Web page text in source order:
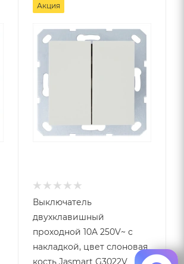
Акция
Выключатель
двухклавишный
проходной 10A 250V~ с
накладкой, цвет слоновая
кость Jasmart G3022V